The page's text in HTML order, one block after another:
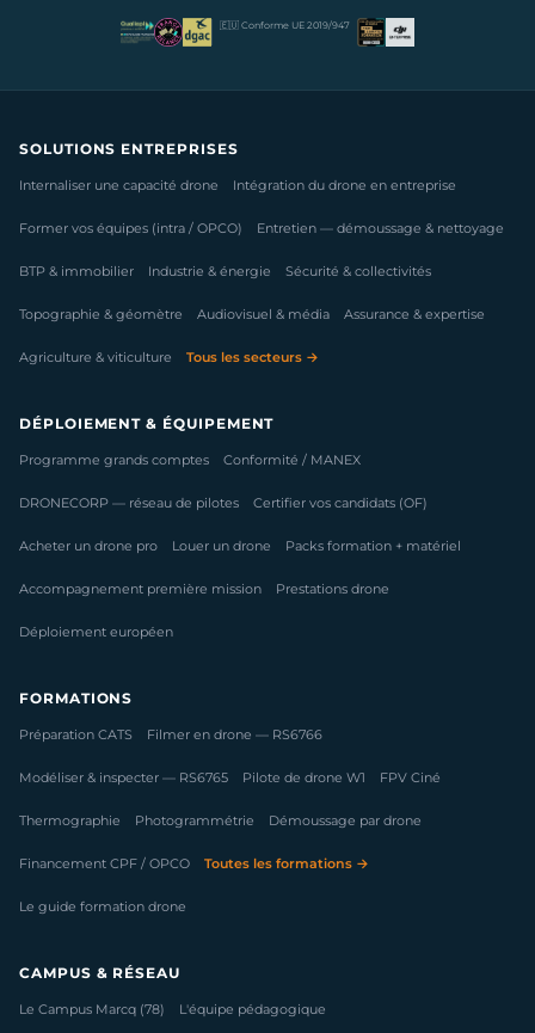
🇪🇺 Conforme UE 2019/947
SOLUTIONS ENTREPRISES
Internaliser une capacité drone Intégration du drone en entreprise
Former vos équipes (intra / OPCO) Entretien — démoussage & nettoyage
BTP & immobilier Industrie & énergie Sécurité & collectivités
Topographie & géomètre Audiovisuel & média Assurance & expertise
Agriculture & viticulture Tous les secteurs →
DÉPLOIEMENT & ÉQUIPEMENT
Programme grands comptes Conformité / MANEX
DRONECORP — réseau de pilotes Certifier vos candidats (OF)
Acheter un drone pro Louer un drone Packs formation + matériel
Accompagnement première mission Prestations drone
Déploiement européen
FORMATIONS
Préparation CATS Filmer en drone — RS6766
Modéliser & inspecter — RS6765 Pilote de drone W1 FPV Ciné
Thermographie Photogrammétrie Démoussage par drone
Financement CPF / OPCO Toutes les formations →
Le guide formation drone
CAMPUS & RÉSEAU
Le Campus Marcq (78) L'équipe pédagogique